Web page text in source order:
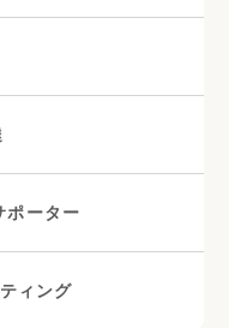
ポーター
ィング